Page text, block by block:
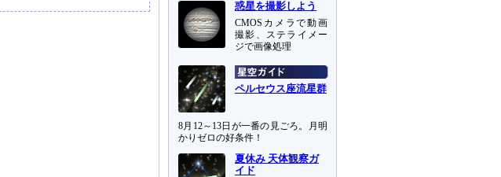
惑星を撮影しよう
CMOSカメラで動画
撮影、ステライメー
ジで画像処理
ペルセウス座流星群
8月12～13日が一番の見ごろ。月明
かりゼロの好条件！
夏休み 天体観察ガ
イド